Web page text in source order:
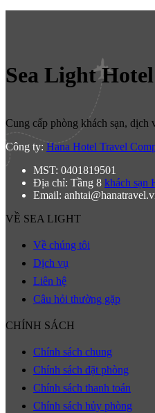
Sea Light Hotel
Cung cấp phòng khách sạn, dịch
Công ty: Hana Hotel Travel
MST: 0401819501
Địa chỉ: Tầng 8 khách sạn
Email:
VỀ SEA LIGHT
Về chúng tôi
Dịch vụ
Liên hệ
Câu hỏi thường gặp
CHÍNH SÁCH
Chính sách chung
Chính sách đặt phòng
Chính sách thanh toán
Chính sách hủy phòng